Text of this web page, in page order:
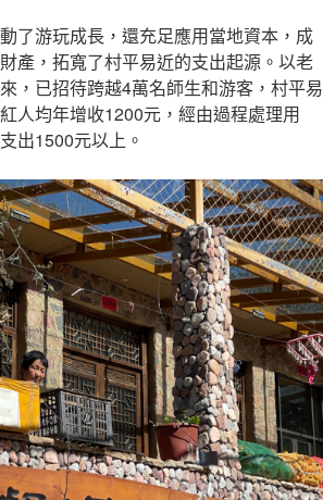
了游玩成長，還充足應用當地資本，成
產，拓寬了村平易近的支出起源。以老
，已招待跨越4萬名師生和游客，村平易
人均年增收1200元，經由過程處理用
出1500元以上。